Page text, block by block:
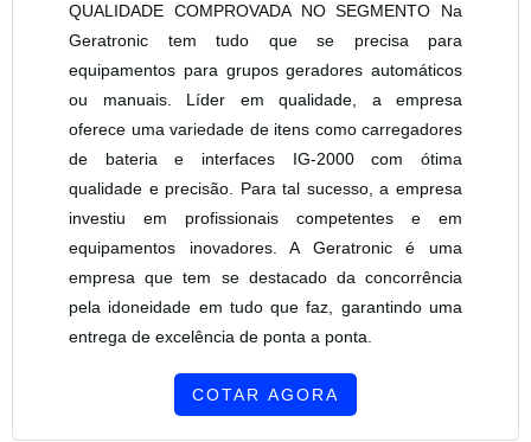
QUALIDADE COMPROVADA NO SEGMENTO Na
Geratronic tem tudo que se precisa para
equipamentos para grupos geradores automáticos
ou manuais. Líder em qualidade, a empresa
oferece uma variedade de itens como carregadores
de bateria e interfaces IG-2000 com ótima
qualidade e precisão. Para tal sucesso, a empresa
investiu em profissionais competentes e em
equipamentos inovadores. A Geratronic é uma
empresa que tem se destacado da concorrência
pela idoneidade em tudo que faz, garantindo uma
entrega de excelência de ponta a ponta.
COTAR AGORA